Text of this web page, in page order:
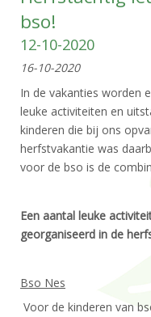
bso!
12-10-2020
16-10-2020
In de vakanties worden
leuke activiteiten en
kinderen die bij ons
herfstvakantie was
voor de bso is de
Een aantal leuke
georganiseerd in de
Bso Nes
Voor de kinderen van